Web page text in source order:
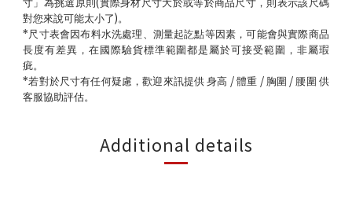
對您來說可能太小了)。
*尺寸表會因布料水洗處理、測量起訖點等因素，可能會與實際商品
長度有差異，在國際驗貨標準範圍都是屬於可接受範圍，非屬瑕
疵。
*若對於尺寸有任何疑慮，歡迎來訊提供 身高 /體重 / 胸圍 / 腰圍 供
客服協助評估。
Additional details